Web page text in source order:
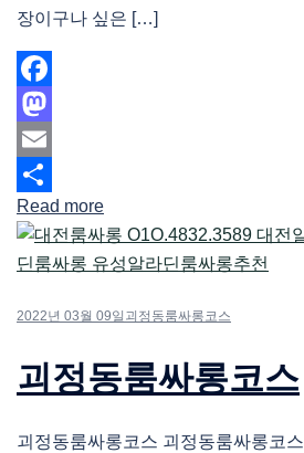
장이구나 싶은 […]
Facebook
Mastodon
Email
Share
Read more
2022년 03월 09일 괴정동룸싸롱코스
괴정동룸싸롱코스
괴정동룸싸롱코스 괴정동룸싸롱코